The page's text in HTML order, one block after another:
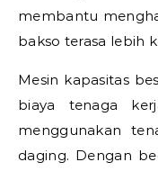
membantu
bakso terasa lebih
Mesin kapasitas
biaya tenaga
menggunakan
daging. Dengan